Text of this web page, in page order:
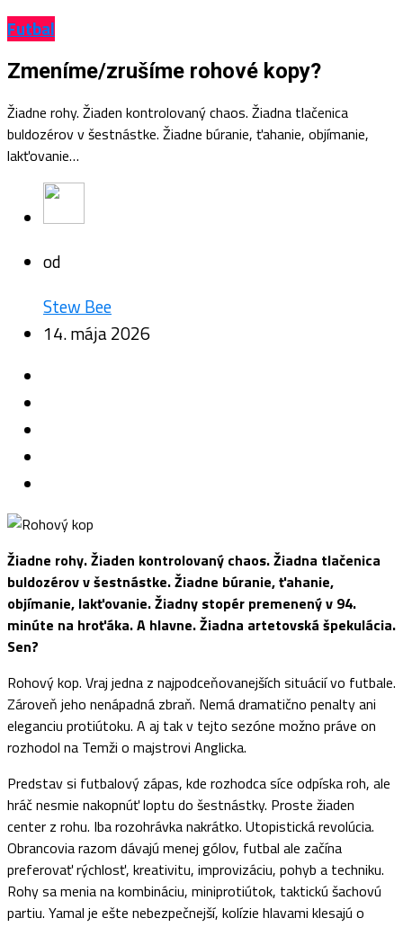
Futbal
Zmeníme/zrušíme rohové kopy?
Žiadne rohy. Žiaden kontrolovaný chaos. Žiadna tlačenica
buldozérov v šestnástke. Žiadne búranie, ťahanie, objímanie,
lakťovanie…
od
Stew Bee
14. mája 2026
Žiadne rohy. Žiaden kontrolovaný chaos. Žiadna tlačenica
buldozérov v šestnástke. Žiadne búranie, ťahanie,
objímanie, lakťovanie. Žiadny stopér premenený v 94.
minúte na hroťáka. A hlavne. Žiadna artetovská špekulácia.
Sen?
Rohový kop. Vraj jedna z najpodceňovanejších situácií vo futbale.
Zároveň jeho nenápadná zbraň. Nemá dramatično penalty ani
eleganciu protiútoku. A aj tak v tejto sezóne možno práve on
rozhodol na Temži o majstrovi Anglicka.
Predstav si futbalový zápas, kde rozhodca síce odpíska roh, ale
hráč nesmie nakopnúť loptu do šestnástky. Proste žiaden
center z rohu. Iba rozohrávka nakrátko. Utopistická revolúcia.
Obrancovia razom dávajú menej gólov, futbal ale začína
preferovať rýchlosť, kreativitu, improvizáciu, pohyb a techniku.
Rohy sa menia na kombináciu, miniprotiútok, taktickú šachovú
partiu. Yamal je ešte nebezpečnejší, kolízie hlavami klesajú o